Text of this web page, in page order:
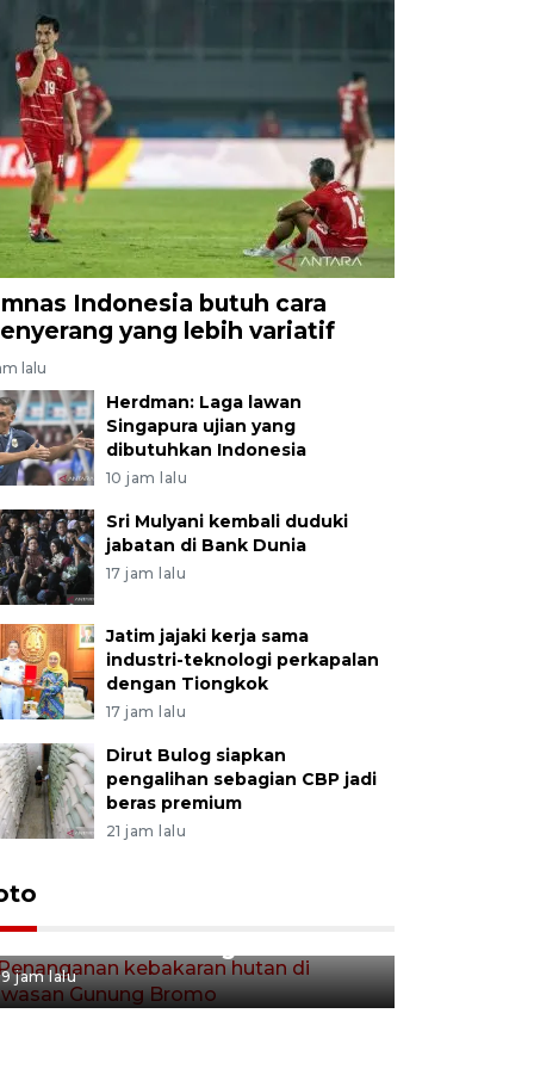
Indonesia butuh cara
yang lebih variatif
lalu
Herdman: Laga lawan
Singapura ujian yang
dibutuhkan Indonesia
10 jam lalu
Sri Mulyani kembali duduki
jabatan di Bank Dunia
17 jam lalu
Jatim jajaki kerja sama
industri-teknologi perkapalan
dengan Tiongkok
17 jam lalu
Dirut Bulog siapkan
pengalihan sebagian CBP jadi
beras premium
21 jam lalu
Penanganan kebakaran hutan
9 jam lalu